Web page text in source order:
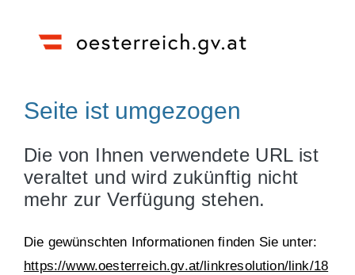
Seite ist umgezogen
Die von Ihnen verwendete URL ist
veraltet und wird zukünftig nicht
mehr zur Verfügung stehen.
Die gewünschten Informationen finden Sie unter:
https://www.oesterreich.gv.at/linkresolution/link/18